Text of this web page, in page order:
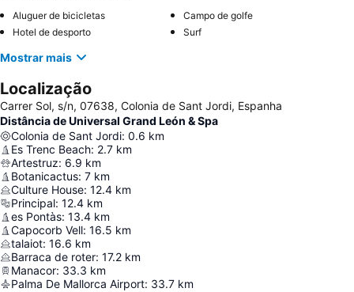
Aluguer de bicicletas
Campo de golfe
Hotel de desporto
Surf
Mostrar mais
Localização
Carrer Sol, s/n, 07638, Colonia de Sant Jordi, Espanha
Distância de Universal Grand León & Spa
Colonia de Sant Jordi: 0.6 km
Es Trenc Beach: 2.7 km
Artestruz: 6.9 km
Botanicactus: 7 km
Culture House: 12.4 km
Principal: 12.4 km
es Pontàs: 13.4 km
Capocorb Vell: 16.5 km
talaiot: 16.6 km
Barraca de roter: 17.2 km
Manacor: 33.3 km
Palma De Mallorca Airport: 33.7 km